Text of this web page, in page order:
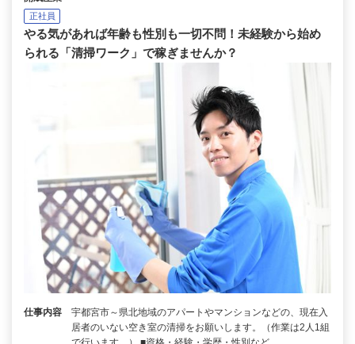
正社員
やる気があれば年齢も性別も一切不問！未経験から始め
られる「清掃ワーク」で稼ぎませんか？
仕事内容
宇都宮市～県北地域のアパートやマンションなどの、現在入
居者のいない空き室の清掃をお願いします。（作業は2人1組